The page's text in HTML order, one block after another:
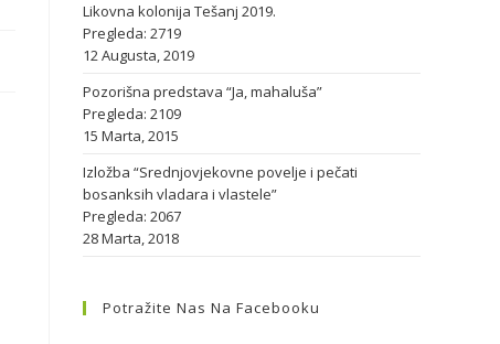
Likovna kolonija Tešanj 2019.
Pregleda: 2719
12 Augusta, 2019
Pozorišna predstava “Ja, mahaluša”
Pregleda: 2109
15 Marta, 2015
Izložba “Srednjovjekovne povelje i pečati
bosanksih vladara i vlastele”
Pregleda: 2067
28 Marta, 2018
Potražite Nas Na Facebooku